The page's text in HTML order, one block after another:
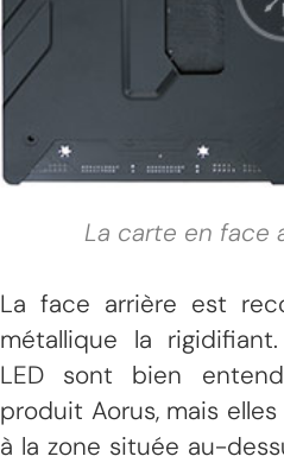
La carte en face
La face arrière est
métallique la
LED sont bien
produit Aorus, mais
à la zone située au-